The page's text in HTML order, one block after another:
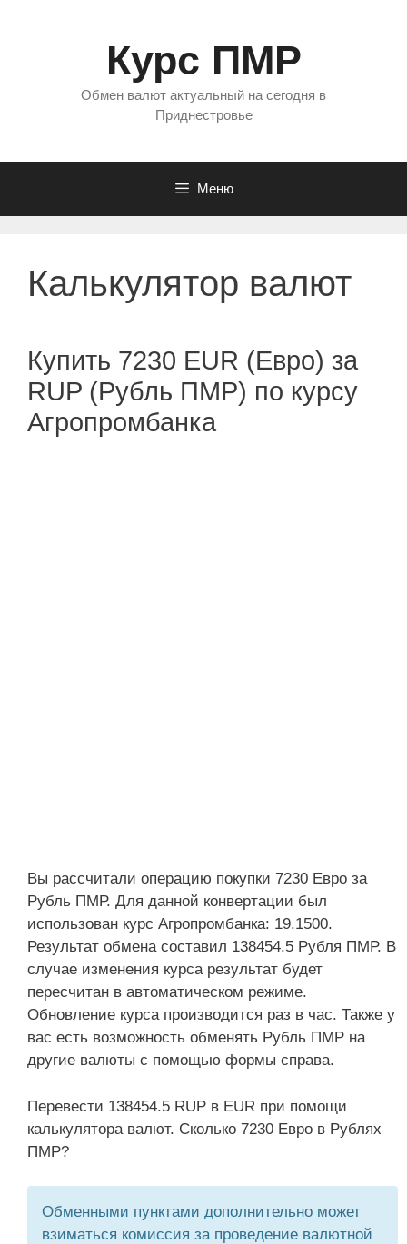
Курс ПМР
Обмен валют актуальный на сегодня в
Приднестровье
Меню
Калькулятор валют
Купить 7230 EUR (Евро) за
RUP (Рубль ПМР) по курсу
Агропромбанка
Вы рассчитали операцию покупки 7230 Евро за
Рубль ПМР. Для данной конвертации был
использован курс Агропромбанка: 19.1500.
Результат обмена составил 138454.5 Рубля ПМР. В
случае изменения курса результат будет
пересчитан в автоматическом режиме.
Обновление курса производится раз в час. Также у
вас есть возможность обменять Рубль ПМР на
другие валюты с помощью формы справа.
Перевести 138454.5 RUP в EUR при помощи
калькулятора валют. Сколько 7230 Евро в Рублях
ПМР?
Обменными пунктами дополнительно может
взиматься комиссия за проведение валютной